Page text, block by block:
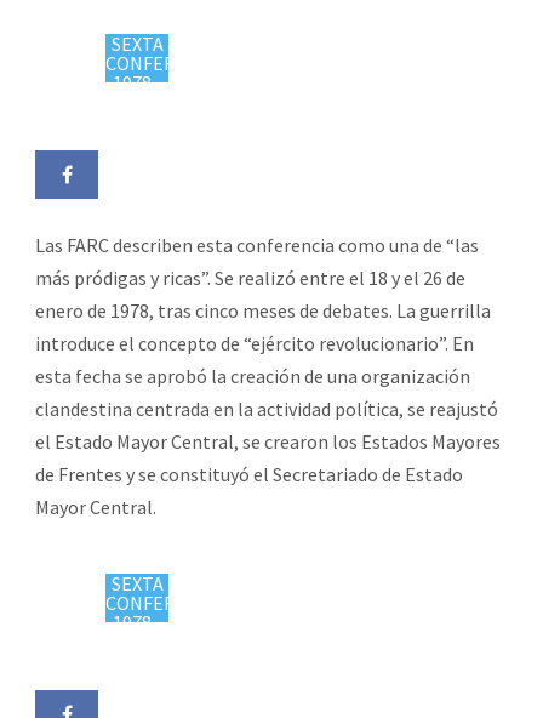
SEXTA
CONFERENCIA
1978 -
Las FARC describen esta conferencia como una de “las
más pródigas y ricas”. Se realizó entre el 18 y el 26 de
enero de 1978, tras cinco meses de debates. La guerrilla
introduce el concepto de “ejército revolucionario”. En
esta fecha se aprobó la creación de una organización
clandestina centrada en la actividad política, se reajustó
el Estado Mayor Central, se crearon los Estados Mayores
de Frentes y se constituyó el Secretariado de Estado
Mayor Central.
SEXTA
CONFERENCIA
1978 -